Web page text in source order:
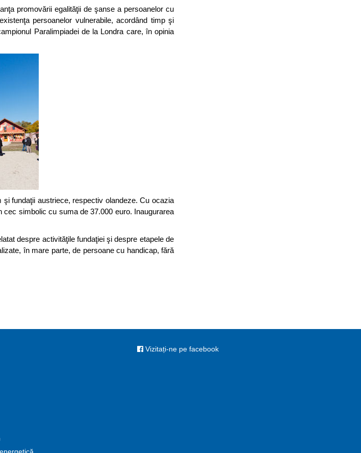
promovării egalităţii de şanse a persoanelor cu
persoanelor vulnerabile, acordând timp şi
Paralimpiadei de la Londra care, în opinia
fundaţii austriece, respectiv olandeze. Cu ocazia
simbolic cu suma de 37.000 euro. Inaugurarea
despre activităţile fundaţiei şi despre etapele de
în mare parte, de persoane cu handicap, fără
Vizitați-ne pe facebook